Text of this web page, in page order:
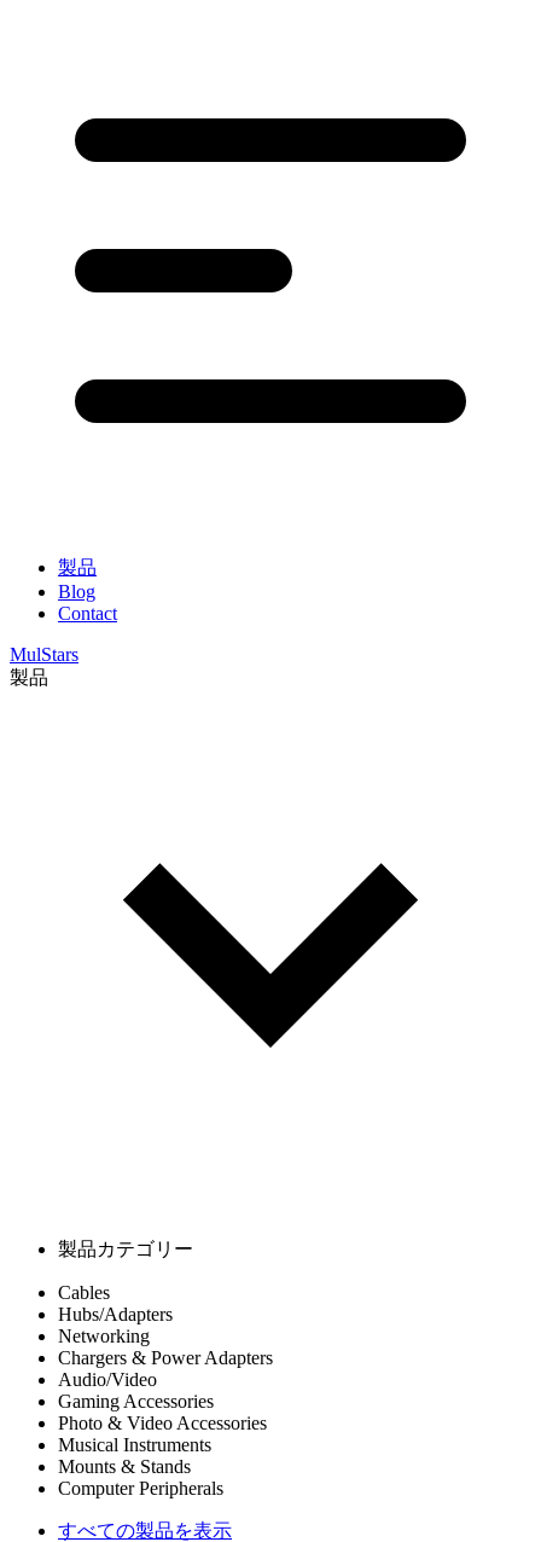
製品
Blog
Contact
MulStars
製品
製品カテゴリー
Cables
Hubs/Adapters
Networking
Chargers & Power Adapters
Audio/Video
Gaming Accessories
Photo & Video Accessories
Musical Instruments
Mounts & Stands
Computer Peripherals
すべての製品を表示